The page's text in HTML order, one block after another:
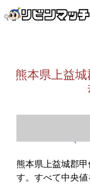
熊本県上益
熊本県上益城郡
す。すべて中央値